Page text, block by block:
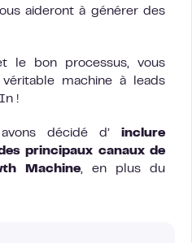
aideront à générer des
le bon processus, vous
machine à leads
!
décidé d’inclure
principaux canaux de
Machine, en plus du